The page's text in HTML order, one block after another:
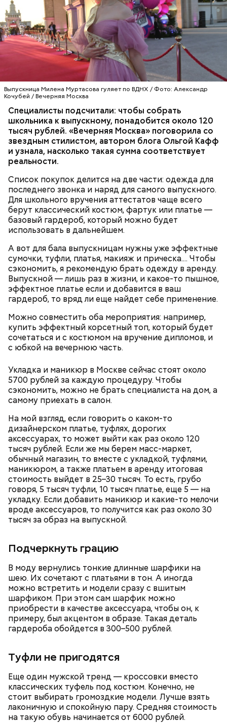
Выпускница Милена Муртасова гуляет по ВДНХ / Фото: Александр
Кочубей / Вечерняя Москва
Специалисты подсчитали: чтобы собрать
школьника к выпускному, понадобится около 120
тысяч рублей. «Вечерняя Москва» поговорила со
звездным стилистом, автором блога Ольгой Кафф
и узнала, насколько такая сумма соответствует
реальности.
Список покупок делится на две части: одежда для
последнего звонка и наряд для самого выпускного.
Для школьного вручения аттестатов чаще всего
берут классический костюм, фартук или платье —
базовый гардероб, который можно будет
использовать в дальнейшем.
А вот для бала выпускницам нужны уже эффектные
сумочки, туфли, платья, макияж и прическа.... Чтобы
сэкономить, я рекомендую брать одежду в аренду.
Выпускной — лишь раз в жизни, и какое-то пышное,
эффектное платье если и добавится в ваш
гардероб, то вряд ли еще найдет себе применение.
Можно совместить оба мероприятия: например,
купить эффектный корсетный топ, который будет
сочетаться и с костюмом на вручение дипломов, и
с юбкой на вечернюю часть.
Укладка и маникюр в Москве сейчас стоят около
5700 рублей за каждую процедуру. Чтобы
сэкономить, можно не брать специалиста на дом, а
самому приехать в салон.
На мой взгляд, если говорить о каком-то
дизайнерском платье, туфлях, дорогих
аксессуарах, то может выйти как раз около 120
тысяч рублей. Если же мы берем масс-маркет,
обычный магазин, то вместе с укладкой, туфлями,
маникюром, а также платьем в аренду итоговая
стоимость выйдет в 25–30 тысяч. То есть, грубо
говоря, 5 тысяч туфли, 10 тысяч платье, еще 5 — на
укладку. Если добавить маникюр и какие-то мелочи
вроде аксессуаров, то получится как раз около 30
тысяч за образ на выпускной.
Подчеркнуть грацию
В моду вернулись тонкие длинные шарфики на
шею. Их сочетают с платьями в тон. А иногда
можно встретить и модели сразу с вшитым
шарфиком. При этом сам шарфик можно
приобрести в качестве аксессуара, чтобы он, к
примеру, был акцентом в образе. Такая деталь
гардероба обойдется в 300–500 рублей.
Туфли не пригодятся
Еще один мужской тренд — кроссовки вместо
классических туфель под костюм. Конечно, не
стоит выбирать громоздкие модели. Лучше взять
лаконичную и спокойную пару. Средняя стоимость
на такую обувь начинается от 6000 рублей.
Все в противне заливается сливками. По вкусу
можно добавить соль и перец. Сверху блюдо
присыпают свежим базиликом и отправляют в
духовку на 15 минут.
Курица с кабачками по-тайски
Ингредиенты:
курица;
кабачок;
рыбный соус;
соевый соус;
кисло-сладкий соус;
болгарский перец;
морковь.
— Есть опасность, что гнилостные процессы
распространились по всему плоду. Ей можно
отравиться.
Еще важно знать, откуда дыню привезли к нам,
подчеркнула диетолог. Самолетом их не
доставляют, поэтому пока она приедет, как и
витамины.
— Ранний сорт «Колхозница» выращивают в
России. А дыня «Торпеда» растет в основном в
Узбекистане. Этот сорт созревает в августе, —
сообщила Соломатина.
Иногда дыню подкармливают азотистыми
удобрениями, чтобы вырастить ее побыстрее.
Поэтому не стоит покупать плоды слишком рано,
пока не начался сезон созревания, посоветовала